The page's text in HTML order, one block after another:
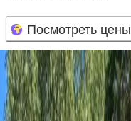
Посмотреть цены